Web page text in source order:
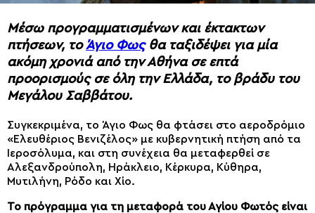
Μέσω προγραμματισμένων και έκτακτων
πτήσεων, τοΆγιο Φωςθα ταξιδέψει για μία
ακόμη χρονιά από την Αθήνα σε επτά
προορισμούς σε όλη την Ελλάδα, το βράδυ του
Μεγάλου Σαββάτου.
Συγκεκριμένα, το Άγιο Φως θα φτάσει στο αεροδρόμιο
«Ελευθέριος Βενιζέλος» με κυβερνητική πτήση από τα
Ιεροσόλυμα, και στη συνέχεια θα μεταφερθεί σε
Αλεξανδρούπολη, Ηράκλειο, Κέρκυρα, Κύθηρα,
Μυτιλήνη, Ρόδο και Χίο.
Το πρόγραμμα για τη μεταφορά του Αγίου Φωτός είναι